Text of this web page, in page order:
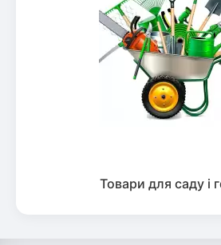
Товари для саду і